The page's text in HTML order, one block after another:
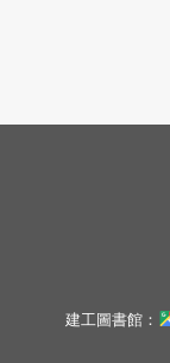
建工圖書館：